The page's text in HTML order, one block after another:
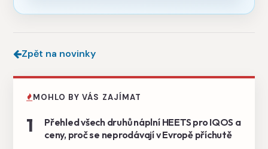
Zpět na novinky
MOHLO BY VÁS ZAJÍMAT
1
Přehled všech druhů náplní HEETS pro IQOS a
ceny, proč se neprodávají v Evropě příchutě